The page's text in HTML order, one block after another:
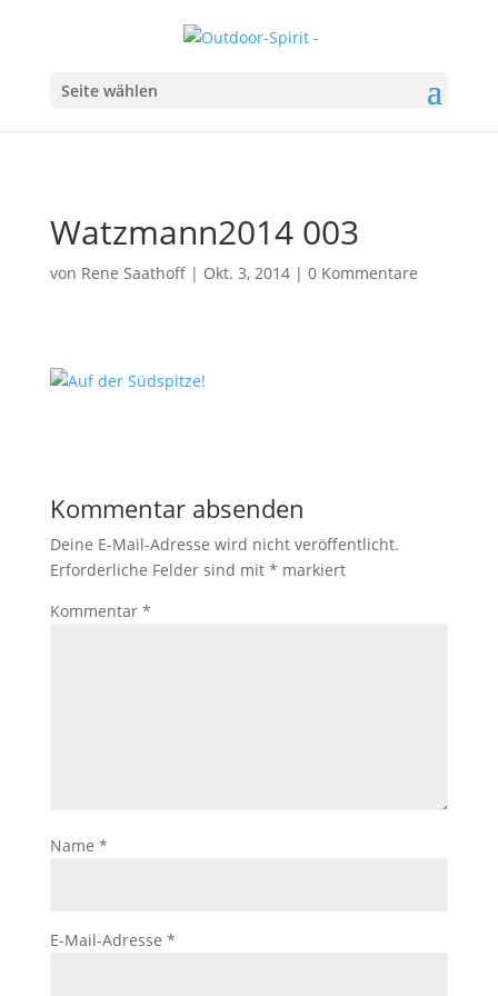
Seite wählen
Watzmann2014 003
von Rene Saathoff| Okt. 3, 2014| 0 Kommentare
Kommentar absenden
Deine E-Mail-Adresse wird nicht veröffentlicht.
Erforderliche Felder sind mit * markiert
Kommentar *
Name *
E-Mail-Adresse *